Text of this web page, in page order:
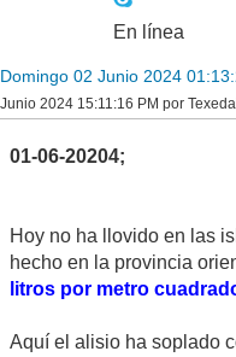
En línea
Domingo 02 Junio 2024
Junio 2024 15:11:16 PM por
01-06-20204;
Hoy no ha llovido en las
hecho en la provincia
litros por metro
Aquí el alisio ha soplado